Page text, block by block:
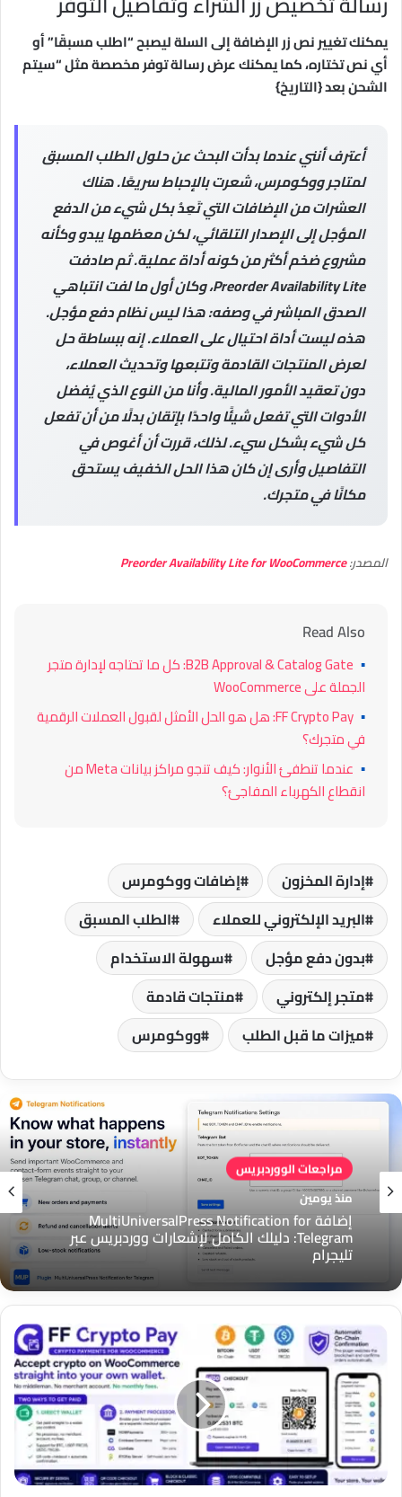
يمكنك تغيير نص زر الإضافة إلى السلة ليصبح “اطلب مسبقًا” أو
أي نص تختاره، كما يمكنك عرض رسالة توفر مخصصة مثل “سيتم
الشحن بعد {التاريخ}
أعترف أنني عندما بدأت البحث عن حلول الطلب المسبق
لمتاجر ووكومرس، شعرت بالإحباط سريعًا. هناك
العشرات من الإضافات التي تَعِدُ بكل شيء من الدفع
المؤجل إلى الإصدار التلقائي، لكن معظمها يبدو وكأنه
مشروع ضخم أكثر من كونه أداة عملية. ثم صادفت
Preorder Availability Lite، وكان أول ما لفت انتباهي
الصدق المباشر في وصفه: هذا ليس نظام دفع مؤجل.
هذه ليست أداة احتيال على العملاء. إنه ببساطة حل
لعرض المنتجات القادمة وتتبعها وتحديث العملاء،
دون تعقيد الأمور المالية. وأنا من النوع الذي يُفضل
الأدوات التي تفعل شيئًا واحدًا بإتقان بدلًا من أن تفعل
كل شيء بشكل سيء. لذلك، قررت أن أغوص في
التفاصيل وأرى إن كان هذا الحل الخفيف يستحق
مكانًا في متجرك.
المصدر:Preorder Availability Lite for WooCommerce
Read Also
▪
B2B Approval & Catalog Gate: كل ما تحتاجه لإدارة متجر
الجملة على WooCommerce
▪
FF Crypto Pay: هل هو الحل الأمثل لقبول العملات الرقمية
في متجرك؟
▪
عندما تنطفئ الأنوار: كيف تنجو مراكز بيانات Meta من
انقطاع الكهرباء المفاجئ؟
إدارة المخزون
إضافات ووكومرس
البريد الإلكتروني للعملاء
الطلب المسبق
بدون دفع مؤجل
سهولة الاستخدام
متجر إلكتروني
منتجات قادمة
ميزات ما قبل الطلب
ووكومرس
مراجعات الووردبريس
منذ يومين
إضافة MultiUniversalPress Notification for
Telegram: دليلك الكامل لإشعارات ووردبريس عبر
تليجرام
Crypto
Pay:
هل
هو
الحل
الأمثل
لقبول
العملات